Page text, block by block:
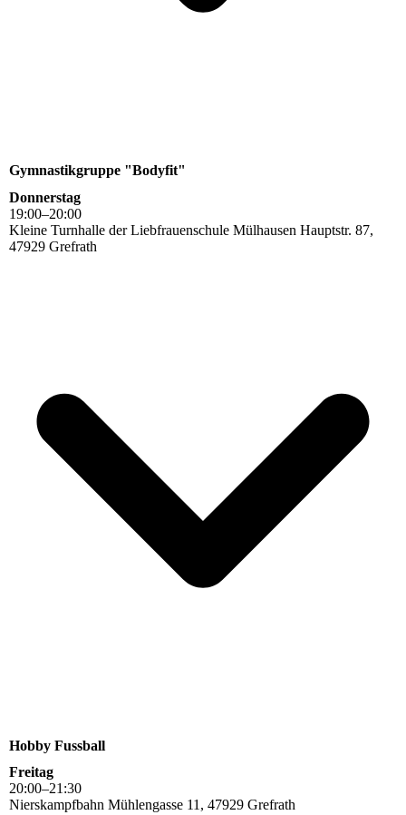
Gymnastikgruppe "Bodyfit"
Donnerstag
19:00–20:00
Kleine Turnhalle der Liebfrauenschule Mülhausen Hauptstr. 87,
47929 Grefrath
Hobby Fussball
Freitag
20:00–21 :30
Nierskampfbahn Mühlengasse 11, 47929 Grefrath